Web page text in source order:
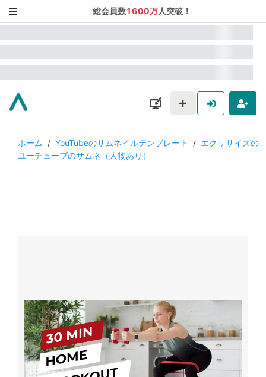
総会員数1600万人突破！
ホーム / YouTubeのサムネイルテンプレート / エクササイズの
ユーチューブのサムネ（人物あり）